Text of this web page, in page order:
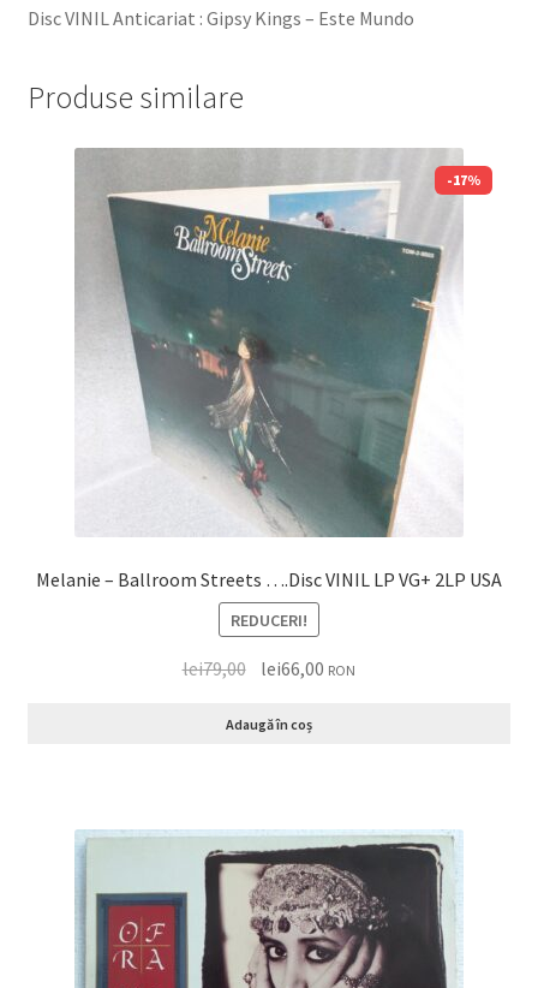
Disc VINIL Anticariat : Gipsy Kings – Este Mundo
Produse similare
-17%
Melanie – Ballroom Streets ….Disc VINIL LP VG+ 2LP USA
REDUCERI!
lei79,00 lei66,00 RON
Adaugă în coș